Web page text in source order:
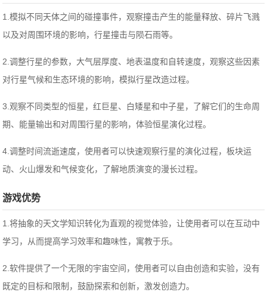
1.模拟不同天体之间的碰撞事件，观察撞击产生的能量释放、碎片飞溅
以及对周围环境的影响，行星撞击与陨石雨等。
2.调整行星的参数，大气层厚度、地表温度和自转速度，观察这些因素
对行星气候和生态环境的影响，模拟行星改造过程。
3.观察不同类型的恒星，红巨星、白矮星和中子星，了解它们的生命周
期、能量输出和对周围行星的影响，体验恒星演化过程。
4.调整时间流逝速度，使用者可以快速观察行星的演化过程，板块运
动、火山爆发和气候变化，了解地质演变的漫长过程。
游戏优势
1.将抽象的天文学知识转化为直观的视觉体验，让使用者可以在互动中
学习，从而提高学习效率和趣味性，寓教于乐。
2.软件提供了一个无限的宇宙空间，使用者可以自由创造和实验，没有
既定的目标和限制，鼓励探索和创新，激发创造力。